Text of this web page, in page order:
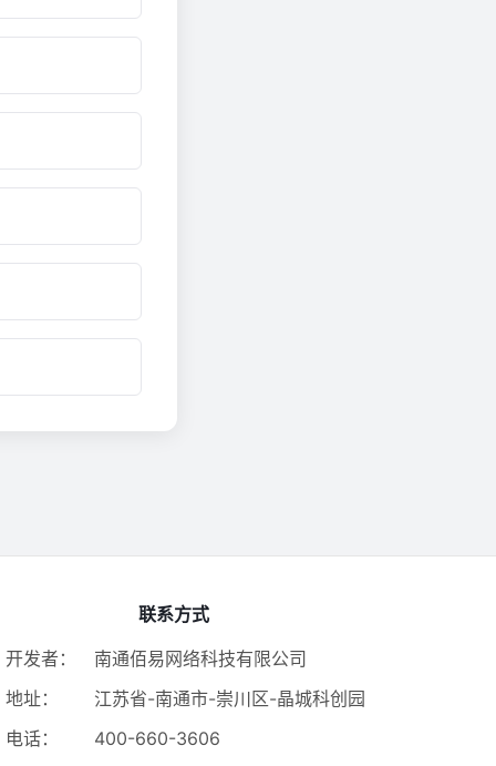
联系方式
开发者：
南通佰易网络科技有限公司
地址：
江苏省-南通市-崇川区-晶城科创园
电话：
400-660-3606